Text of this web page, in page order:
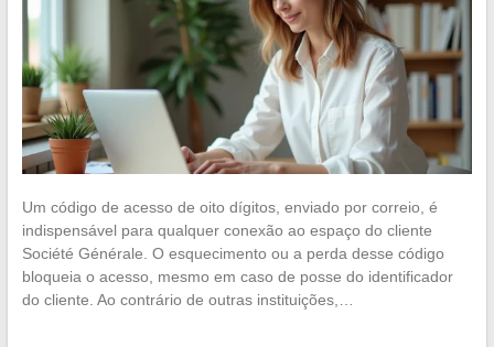
Um código de acesso de oito dígitos, enviado por correio, é
indispensável para qualquer conexão ao espaço do cliente
Société Générale. O esquecimento ou a perda desse código
bloqueia o acesso, mesmo em caso de posse do identificador
do cliente. Ao contrário de outras instituições,…